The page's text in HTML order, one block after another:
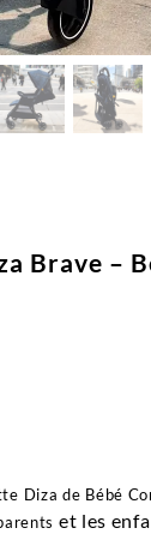
Brave –
Diza de Bébé
et les